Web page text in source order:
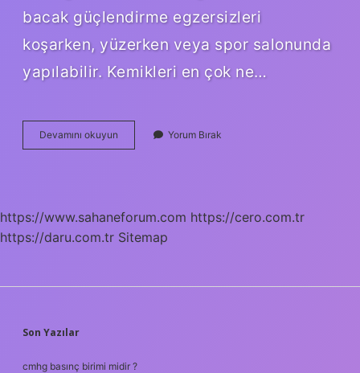
bacak güçlendirme egzersizleri
koşarken, yüzerken veya spor salonunda
yapılabilir. Kemikleri en çok ne…
Devamını okuyun
Erimesi
Mi
Yorum Bırak
https://www.sahaneforum.com https://cero.com.tr
https://daru.com.tr Sitemap
SIDEBAR
Son Yazılar
cmhg basınç birimi midir ?